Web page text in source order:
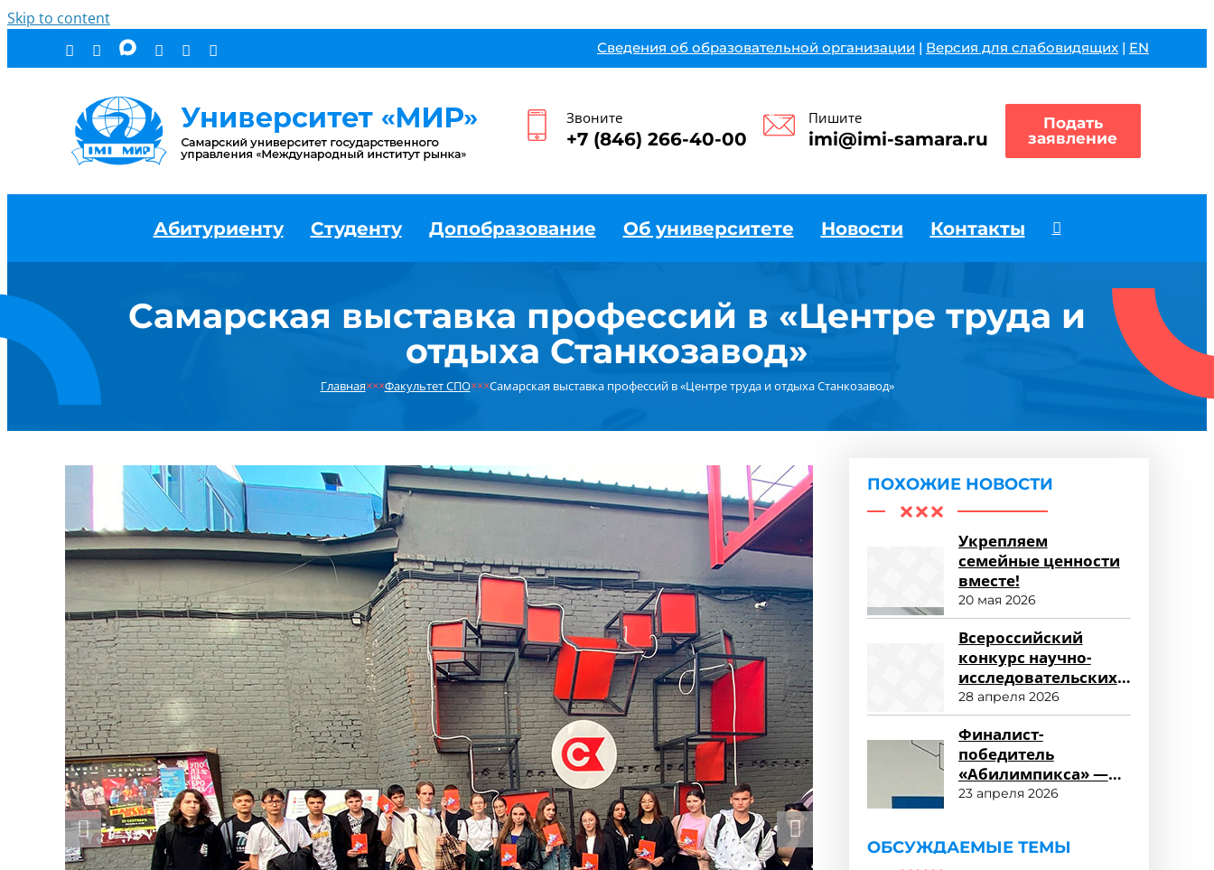
Skip to content
Сведения об образовательной организации | Версия для слабовидящих | EN
Звоните
+7 (846) 266-40-00
Пишите
imi@imi-samara.ru
Подать
заявление
Абитуриенту Студенту Допобразование Об университете Новости Контакты
Самарская выставка профессий в «Центре труда и
отдыха Станкозавод»
Главная×××Факультет СПО×××Самарская выставка профессий в «Центре труда и отдыха Станкозавод»
ПОХОЖИЕ НОВОСТИ
Укрепляем
семейные ценности
вместе!
20 мая 2026
Всероссийский
конкурс научно-
исследовательских
работ «Научный
потенциал СПО»
28 апреля 2026
Финалист-
победитель
«Абилимпикса» —
студент ФСПО
23 апреля 2026
ОБСУЖДАЕМЫЕ ТЕМЫ